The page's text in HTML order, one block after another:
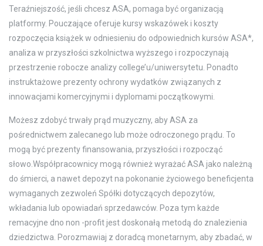
Teraźniejszość, jeśli chcesz ASA, pomaga być organizacją
platformy. Pouczające oferuje kursy wskazówek i koszty
rozpoczęcia książek w odniesieniu do odpowiednich kursów ASA*,
analiza w przyszłości szkolnictwa wyższego i rozpoczynają
przestrzenie robocze analizy college’u/uniwersytetu. Ponadto
instruktażowe prezenty ochrony wydatków związanych z
innowacjami komercyjnymi i dyplomami początkowymi.
Możesz zdobyć trwały prąd muzyczny, aby ASA za
pośrednictwem zalecanego lub może odroczonego prądu. To
mogą być prezenty finansowania, przyszłości i rozpocząć
słowo.Współpracownicy mogą również wyrażać ASA jako należną
do śmierci, a nawet depozyt na pokonanie życiowego beneficjenta
wymaganych zezwoleń Spółki dotyczących depozytów,
wkładania lub opowiadań sprzedawców. Poza tym każde
remacyjne dno non -profit jest doskonałą metodą do znalezienia
dziedzictwa. Porozmawiaj z doradcą monetarnym, aby zbadać, w